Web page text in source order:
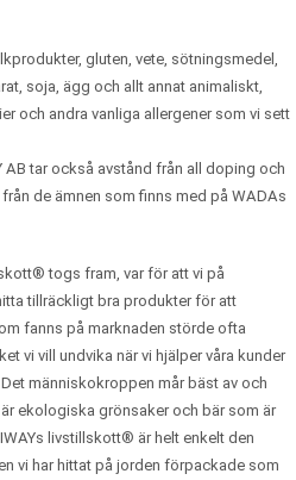
gluten, vete, sötningsmedel,
soja, ägg och allt annat animaliskt,
och andra vanliga allergener som vi sett
AB tar också avstånd från all doping och
de ämnen som finns med på WADAs
togs fram, var för att vi på
tillräckligt bra produkter för att
fanns på marknaden störde ofta
vi vill undvika när vi hjälper våra kunder
människokroppen mår bäst av och
ekologiska grönsaker och bär som är
livstillskott® är helt enkelt den
vi har hittat på jorden förpackade som